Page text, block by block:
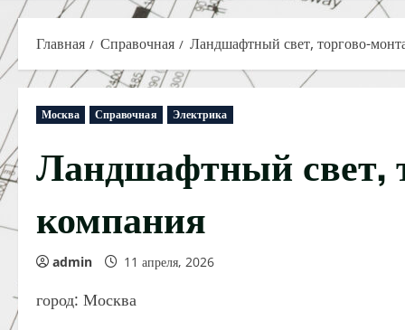
Главная Справочная Ландшафтный свет, торгово-
Москва Справочная Электрика
Ландшафтный свет,
компания
admin 11 апреля, 2026
город: Москва